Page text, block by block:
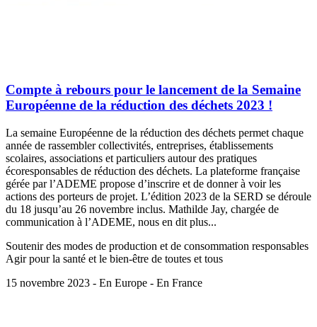
Compte à rebours pour le lancement de la Semaine
Européenne de la réduction des déchets 2023 !
La semaine Européenne de la réduction des déchets permet chaque
année de rassembler collectivités, entreprises, établissements
scolaires, associations et particuliers autour des pratiques
écoresponsables de réduction des déchets. La plateforme française
gérée par l’ADEME propose d’inscrire et de donner à voir les
actions des porteurs de projet. L’édition 2023 de la SERD se déroule
du 18 jusqu’au 26 novembre inclus. Mathilde Jay, chargée de
communication à l’ADEME, nous en dit plus...
Soutenir des modes de production et de consommation responsables
Agir pour la santé et le bien-être de toutes et tous
15 novembre 2023 - En Europe - En France